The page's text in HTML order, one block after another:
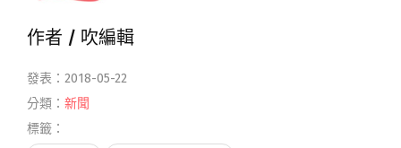
作者 / 吹編輯
發表：2018-05-22
分類： 新聞
標籤：